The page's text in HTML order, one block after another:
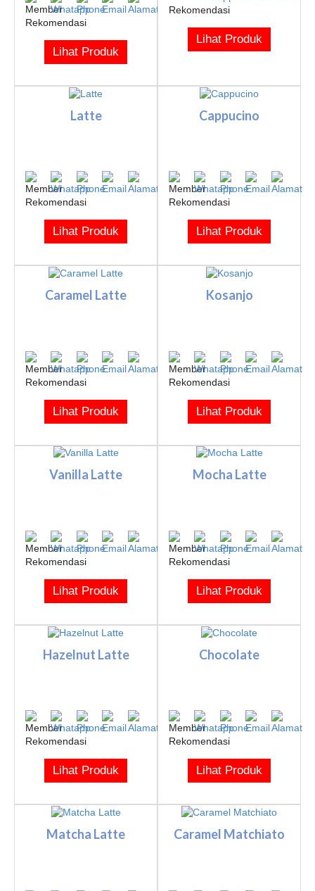
Lihat Produk
Lihat Produk
Latte
Lihat Produk
Cappucino
Lihat Produk
Caramel Latte
Lihat Produk
Kosanjo
Lihat Produk
Vanilla Latte
Lihat Produk
Mocha Latte
Lihat Produk
Hazelnut Latte
Lihat Produk
Chocolate
Lihat Produk
Matcha Latte Caramel Matchiato